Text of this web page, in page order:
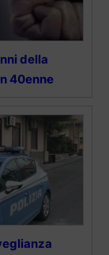
della
40enne